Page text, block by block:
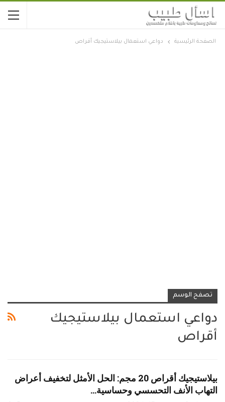
الصفحة الرئيسية دواعي استعمال بيلاستيجيك أقراص
تصفح الوسم
دواعي استعمال بيلاستيجيك
أقراص
بيلاستيجيك أقراص 20 مجم: الحل الأمثل لتخفيف أعراض
التهاب الأنف التحسسي وحساسية…